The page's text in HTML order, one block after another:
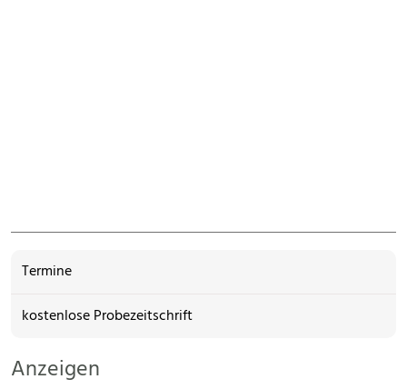
Termine
kostenlose Probezeitschrift
Anzeigen